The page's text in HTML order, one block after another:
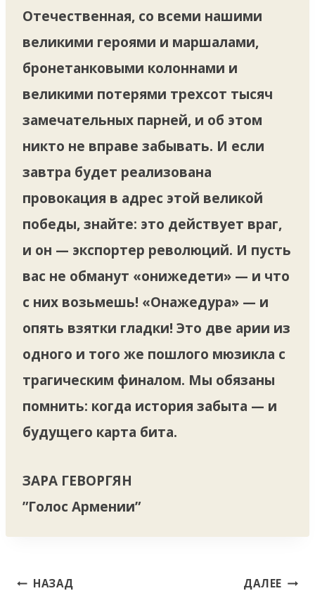
Отечественная, со всеми нашими
великими героями и маршалами,
бронетанковыми колоннами и
великими потерями трехсот тысяч
замечательных парней, и об этом
никто не вправе забывать. И если
завтра будет реализована
провокация в адрес этой великой
победы, знайте: это действует враг,
и он — экспортер революций. И пусть
вас не обманут «онижедети» — и что
с них возьмешь! «Онажедура» — и
опять взятки гладки! Это две арии из
одного и того же пошлого мюзикла с
трагическим финалом. Мы обязаны
помнить: когда история забыта — и
будущего карта бита.
ЗАРА ГЕВОРГЯН
”Голос Армении”
Навигация
НАЗАД ДАЛЕЕ